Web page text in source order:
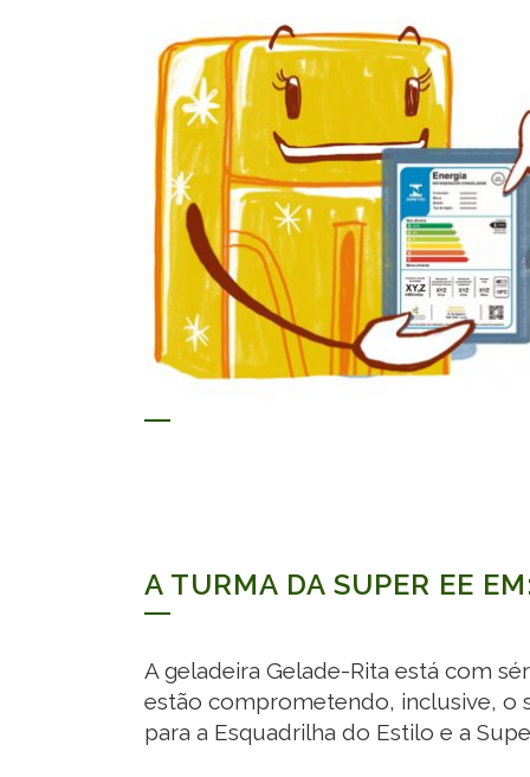
A TURMA DA SUPER EE
A geladeira Gelade-Rita está com
estão comprometendo, inclusive, o
para a Esquadrilha do Estilo e a